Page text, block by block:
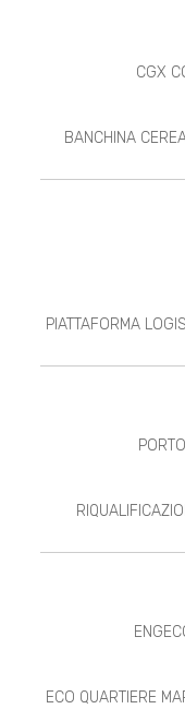
CGX
BANCHINA
PIATTAFORMA
ECO QUARTIERE